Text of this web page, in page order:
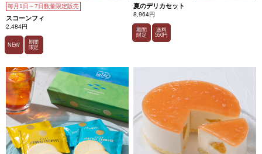
毎月1日～7日数量限定販売
スコーンフィ
2,484円
NEW
期間
限定
夏のデリカセット
8,964円
期間
限定
送料
550円